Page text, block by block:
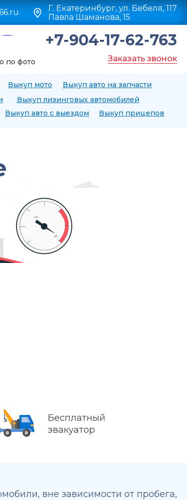
Г. Екатеринбург, ул. Бебеля, 117
Павла Шаманова, 15
+7-904-17-62-763
Заказать звонок
по фото
Выкуп мото
Выкуп авто на запчасти
Выкуп лизинговых автомобилей
Выкуп авто с выездом Выкуп прицепов
Бесплатный
эвакуатор
вне зависимости от пробега,